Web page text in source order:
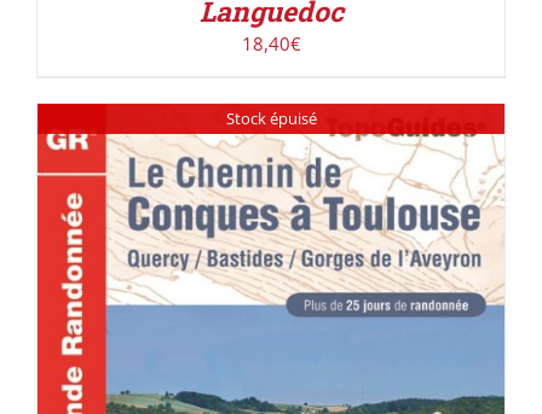
Languedoc
18,40€
Stock épuisé